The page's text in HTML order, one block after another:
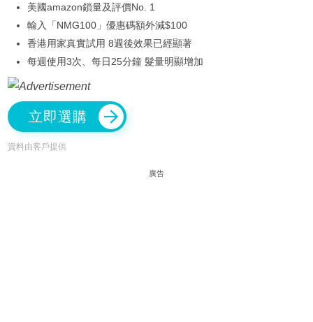
美國amazon鎖量及評價No. 1
輸入「NMG100」優惠碼額外減$100
香港用家真實試用 8週後效果已經顯著
每週使用3次、每日25分鐘 髮量明顯增加
立即選購
資料由客戶提供
廣告